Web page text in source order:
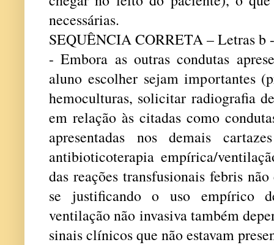
necessárias.
SEQUÊNCIA CORRETA – Letras
- Embora as outras condutas
aluno escolher sejam importantes
hemoculturas, solicitar radiografia
em relação às citadas como
apresentadas nos demais
antibioticoterapia empírica/
das reações transfusionais febris
se justificando o uso empírico
ventilação não invasiva também
sinais clínicos que não estavam